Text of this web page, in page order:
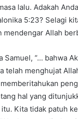
lalu. Adakah
5:23? Selagi
mendengar Allah
Samuel, “… bahwa
telah menghujat
hal yang
Kita tidak patuh